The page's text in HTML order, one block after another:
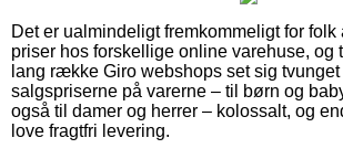
Det er ualmindeligt fremkommeligt for
priser hos forskellige online varehuse,
lang række Giro webshops set sig
salgspriserne på varerne – til børn og
også til damer og herrer – kolossalt, og
love fragtfri levering.